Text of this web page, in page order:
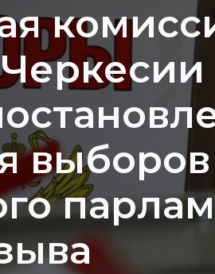
выборов